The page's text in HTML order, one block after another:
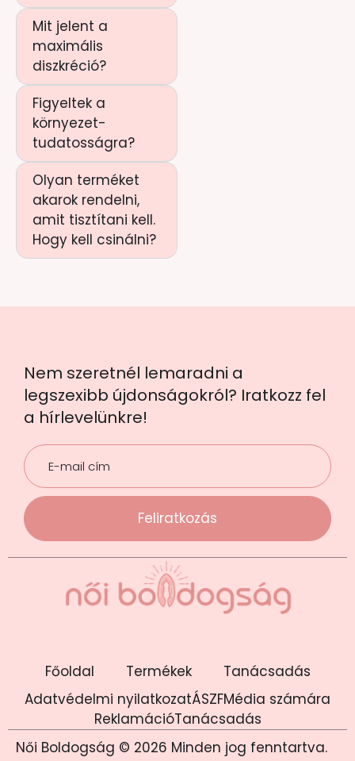
Mit jelent a
maximális
diszkréció?
Figyeltek a
környezet-
tudatosságra?
Olyan terméket
akarok rendelni,
amit tisztítani kell.
Hogy kell csinálni?
Nem szeretnél lemaradni a
legszexibb újdonságokról? Iratkozz fel
a hírlevelünkre!
Feliratkozás
Főoldal Termékek
Tanácsadás
Adatvédelmi nyilatkozatÁSZFMédia számára
ReklamációTanácsadás
Női Boldogság © 2026 Minden jog fenntartva.